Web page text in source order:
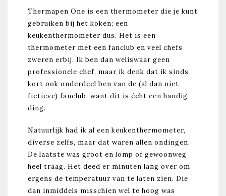
Thermapen One is een thermometer die je kunt
gebruiken bij het koken; een
keukenthermometer dus. Het is een
thermometer met een fanclub en veel chefs
zweren erbij. Ik ben dan weliswaar geen
professionele chef, maar ik denk dat ik sinds
kort ook onderdeel ben van de (al dan niet
fictieve) fanclub, want dit is écht een handig
ding.
Natuurlijk had ik al een keukenthermometer,
diverse zelfs, maar dat waren allen ondingen.
De laatste was groot en lomp of gewoonweg
heel traag. Het deed er minuten lang over om
ergens de temperatuur van te laten zien. Die
dan inmiddels misschien wel te hoog was